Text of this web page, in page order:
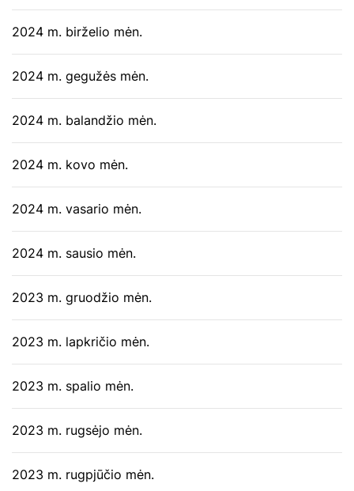
2024 m. birželio mėn.
2024 m. gegužės mėn.
2024 m. balandžio mėn.
2024 m. kovo mėn.
2024 m. vasario mėn.
2024 m. sausio mėn.
2023 m. gruodžio mėn.
2023 m. lapkričio mėn.
2023 m. spalio mėn.
2023 m. rugsėjo mėn.
2023 m. rugpjūčio mėn.